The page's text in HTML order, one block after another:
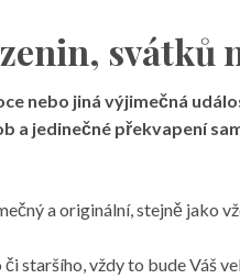
svátků
nebo jiná výjimečná
a jedinečné překvapení
a originální, stejně jako
staršího, vždy to bude Váš